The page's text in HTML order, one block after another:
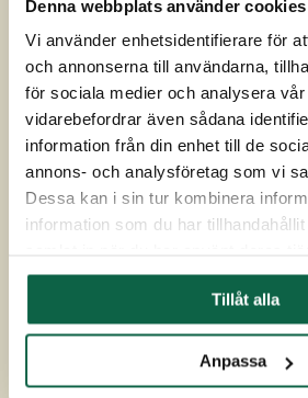
Denna webbplats använder cookies
Vi använder enhetsidentifierare för
och annonserna till användarna,
för sociala medier och analysera
vidarebefordrar även sådana
information från din enhet till de
annons- och analysföretag som vi
Dessa kan i sin tur kombinera
information som du har
Tillåt alla
Anpassa
Samarbetspartners
Affärside
Kvalitet och miljö
Code of conduct
Nya unigraphics.se
Kontakt & öppettider
Växel: +46 33 - 15 11 11
Solvarvsgatan 4a